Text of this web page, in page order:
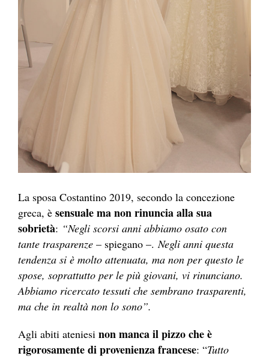
La sposa Costantino 2019, secondo la concezione
greca, è sensuale ma non rinuncia alla sua
sobrietà: “Negli scorsi anni abbiamo osato con
tante trasparenze – spiegano –. Negli anni questa
tendenza si è molto attenuata, ma non per questo le
spose, soprattutto per le più giovani, vi rinunciano.
Abbiamo ricercato tessuti che sembrano trasparenti,
ma che in realtà non lo sono”.
Agli abiti ateniesi non manca il pizzo che è
rigorosamente di provenienza francese: “Tutto